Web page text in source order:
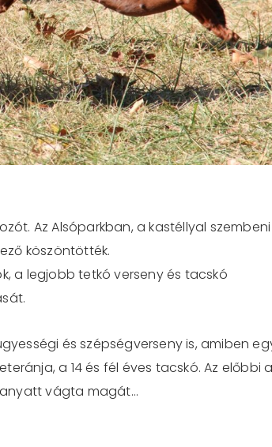
Az Alsóparkban, a kastéllyal
köszöntötték.
a legjobb tetkó verseny és tacskó
és szépségverseny is, amiben
a 14 és fél éves tacskó. Az előbbi a
vágta magát…